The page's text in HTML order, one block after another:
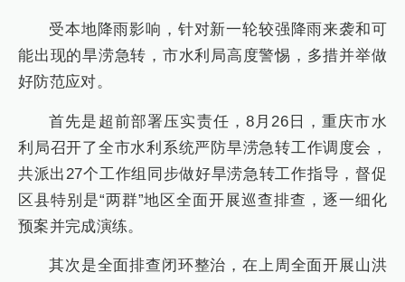
受本地降雨影响，针对新一轮较强降雨来袭和可
能出现的旱涝急转，市水利局高度警惕，多措并举做
好防范应对。
首先是超前部署压实责任，8月26日，重庆市水
利局召开了全市水利系统严防旱涝急转工作调度会，
共派出27个工作组同步做好旱涝急转工作指导，督促
区县特别是“两群”地区全面开展巡查排查，逐一细化
预案并完成演练。
其次是全面排查闭环整治，在上周全面开展山洪